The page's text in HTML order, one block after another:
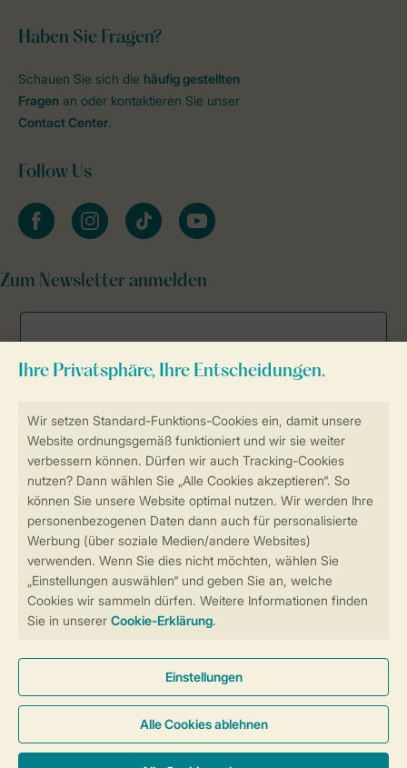
Sicherstellung Deiner Privatsphäre
Weitere Informationen und Einstellungen
Sicher und schnell zur Online-Buchung
Sichere Datenübertragung
Sicheres Bezahlen
Haben Sie Fragen?
Schauen Sie sich die häufig gestellten
Fragen an oder kontaktieren Sie unser
Contact Center.
Follow Us
facebookinstagramtiktok youtube
Zum Newsletter anmelden
Allgemeine Bedingungen Impressum
Cookies und Banner
Barrierefreiheit